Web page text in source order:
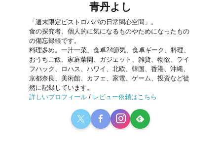
青丹よし
「週末限定ビストロパパの日常関心空間」。
食の探究者。個人的に気になるものやためになったもの
の備忘録帳です。
料理多め。一汁一菜、食卓24節気、食卓ギーク、料理、
おうちご飯、家庭菜園、ガジェット、雑貨、物欲、ライ
フハック、ロハス、ハワイ、北欧、韓国、香港、沖縄、
京都奈良、美術館、カフェ、家電、ゲーム、投資など徒
然に記録しています。
詳しいプロフィール / レビュー依頼はこちら